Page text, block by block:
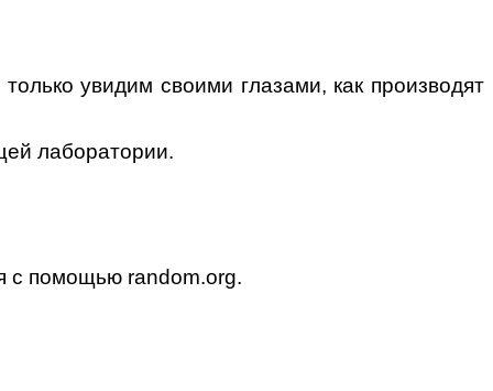
увидим своими глазами, как производят
лаборатории.
с помощью random.org.